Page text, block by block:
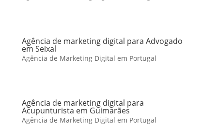
Agência de marketing digital para Advogado
em Seixal
Agência de Marketing Digital em Portugal
Agência de marketing digital para
Acupunturista em Guimarães
Agência de Marketing Digital em Portugal